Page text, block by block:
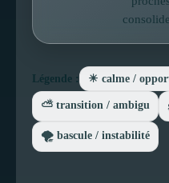
Légende : ☀ calme /
⛅ transition / ambigu
🌪 bascule / instabilité